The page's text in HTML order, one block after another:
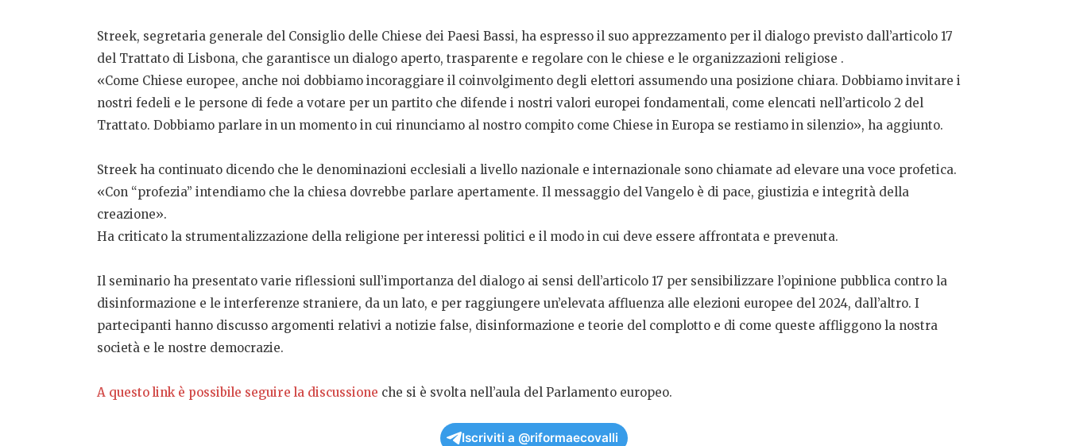
Streek, segretaria generale del Consiglio delle Chiese dei Paesi Bassi, ha espresso il suo apprezzamento per il dialogo previsto dall’articolo 17
del Trattato di Lisbona, che garantisce un dialogo aperto, trasparente e regolare con le chiese e le organizzazioni religiose .
«Come Chiese europee, anche noi dobbiamo incoraggiare il coinvolgimento degli elettori assumendo una posizione chiara. Dobbiamo invitare i
nostri fedeli e le persone di fede a votare per un partito che difende i nostri valori europei fondamentali, come elencati nell’articolo 2 del
Trattato. Dobbiamo parlare in un momento in cui rinunciamo al nostro compito come Chiese in Europa se restiamo in silenzio», ha aggiunto.
Streek ha continuato dicendo che le denominazioni ecclesiali a livello nazionale e internazionale sono chiamate ad elevare una voce profetica.
«Con “profezia” intendiamo che la chiesa dovrebbe parlare apertamente. Il messaggio del Vangelo è di pace, giustizia e integrità della
creazione».
Ha criticato la strumentalizzazione della religione per interessi politici e il modo in cui deve essere affrontata e prevenuta.
Il seminario ha presentato varie riflessioni sull’importanza del dialogo ai sensi dell’articolo 17 per sensibilizzare l’opinione pubblica contro la
disinformazione e le interferenze straniere, da un lato, e per raggiungere un’elevata affluenza alle elezioni europee del 2024, dall’altro. I
partecipanti hanno discusso argomenti relativi a notizie false, disinformazione e teorie del complotto e di come queste affliggono la nostra
società e le nostre democrazie.
A questo link è possibile seguire la discussione che si è svolta nell’aula del Parlamento europeo.
Iscriviti a @riformaecovalli